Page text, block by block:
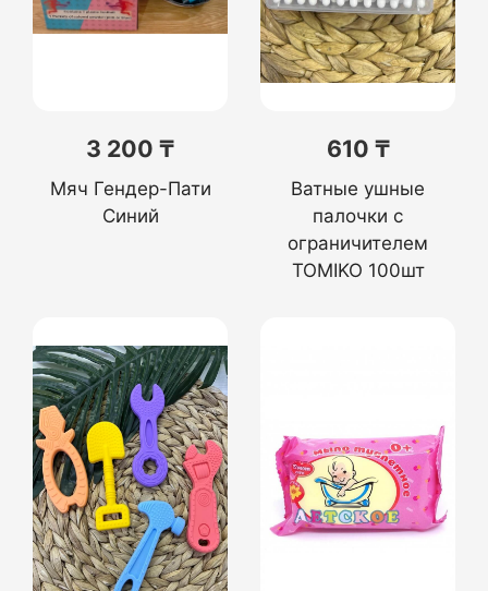
3 200 ₸
Мяч Гендер-Пати
Синий
610 ₸
Ватные ушные
палочки c
ограничителем
TOMIKO 100шт